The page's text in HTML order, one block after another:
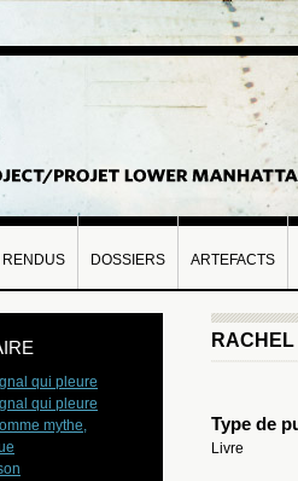
DOSSIERS ARTEFACTS
Type de
Livre
qui pleure
qui pleure
mythe,